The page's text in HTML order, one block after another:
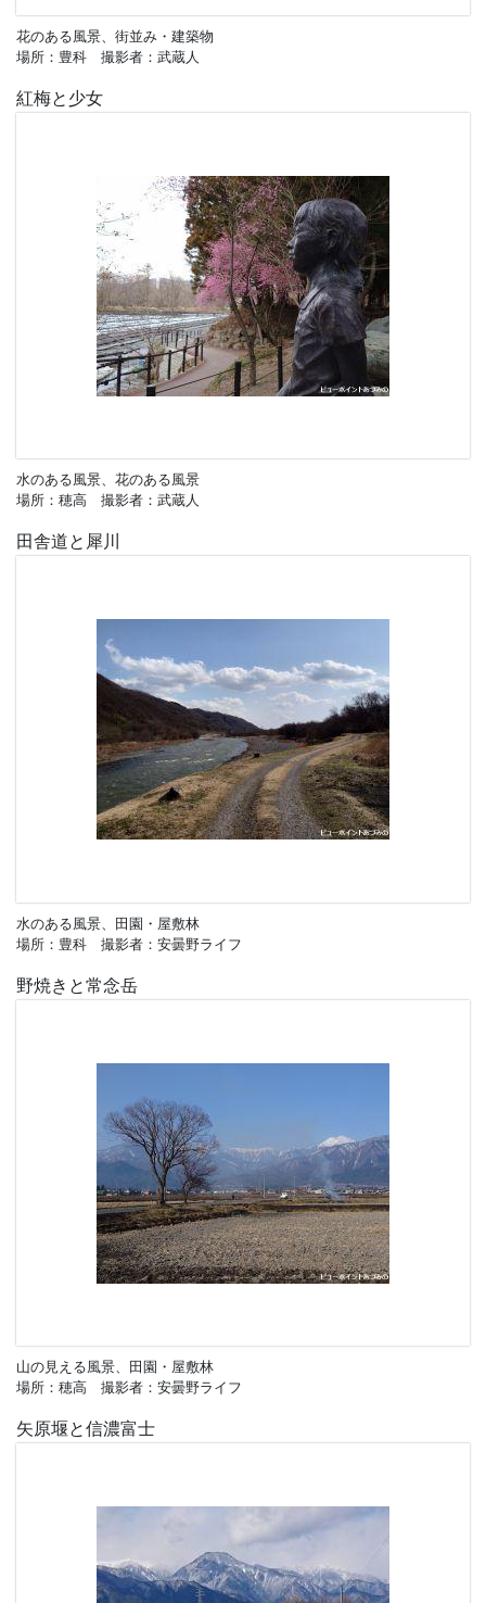
花のある風景、街並み・建築物
場所：豊科 撮影者：武蔵人
紅梅と少女
水のある風景、花のある風景
場所：穂高 撮影者：武蔵人
田舎道と犀川
水のある風景、田園・屋敷林
場所：豊科 撮影者：安曇野ライフ
野焼きと常念岳
山の見える風景、田園・屋敷林
場所：穂高 撮影者：安曇野ライフ
矢原堰と信濃富士